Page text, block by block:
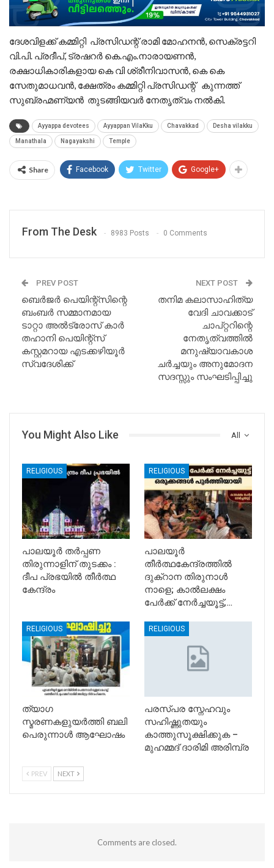
ദേശവിളക്ക് കമ്മിറ്റി പ്രസിഡന്റ് രാമി മോഹനന്‍, സെക്രട്ടറി
വി.പി. പ്രദീപ്, ട്രഷറര്‍ കെ.എം.നാരായണന്‍,
രക്ഷാധികാരികളായ കെ വി ശ്രീനിവാസൻ, കെ കെ
സേതുമാധവൻ, ക്ഷേത്രം കമ്മിറ്റി പ്രസിഡന്റ് കുന്നത്ത്
സുബ്രഹ്മണ്യൻ തുടങ്ങിയവർ നേതൃത്വം നൽകി.
Ayyappa devotees Ayyappan VilaKku Chavakkad Desha vilakku
Manathala Nagayakshi Temple
Share Facebook Twitter Google+
From The Desk 8983 Posts 0 Comments
PREV POST
ബെർജർ പെയിന്റ്സിന്റെ
ബംബർ സമ്മാനമായ
ടാറ്റാ അൽട്രോസ് കാർ
തഹാനി പെയിന്റ്സ്
കസ്റ്റമറായ എടക്കഴിയൂർ
സ്വദേശിക്ക്
NEXT POST
തനിമ കലാസാഹിത്യ
വേദി ചാവക്കാട്
ചാപ്റ്ററിന്റെ
നേതൃത്വത്തിൽ
മനുഷ്യാവകാശ
ചർച്ചയും അനുമോദന
സദസ്സും സംഘടിപ്പിച്ചു
All
You Might Also Like
RELIGIOUS
പാലയൂർ തർപ്പണ
തിരുന്നാളിന് തുടക്കം :
ദീപ പ്രഭയിൽ തീർത്ഥ
കേന്ദ്രം
RELIGIOUS
പാലയൂർ
തീർത്ഥകേന്ദ്രത്തിൽ
ദുക്റാന തിരുനാൾ
നാളെ; കാൽലക്ഷം
പേർക്ക് നേർച്ചയൂട്ട്,…
RELIGIOUS
ത്യാഗ
സ്മരണകളുയർത്തി ബലി
പെരുന്നാൾ ആഘോഷം
RELIGIOUS
പരസ്പര സ്നേഹവും
സഹിഷ്ണുതയും
കാത്തുസൂക്ഷിക്കുക –
മുഹമ്മദ് ദാരിമി അരിമ്പ്ര
PREV NEXT
Comments are closed.